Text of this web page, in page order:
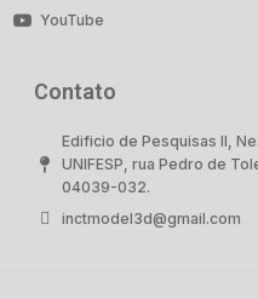
YouTube
Contato
Edificio de Pesquisas II,
UNIFESP, rua Pedro de
04039-032.
inctmodel3d@gmail.com